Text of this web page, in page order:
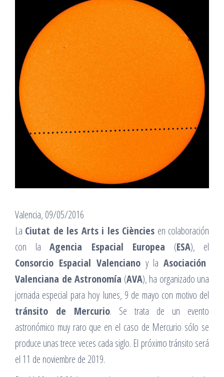
Valencia, 09/05/2016
La Ciutat de les Arts i les Ciències en colaboración
con la Agencia Espacial Europea (ESA), el
Consorcio Espacial Valencianoy laAsociación
Valenciana de Astronomía (AVA), ha organizado una
jornada especial para hoy lunes, 9 de mayo con motivo del
tránsito de Mercurio. Se trata de un evento
astronómico muy raro que en el caso de Mercurio sólo se
produce unas trece veces cada siglo. El próximo tránsito será
el 11 de noviembre de 2019.